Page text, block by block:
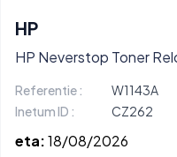
HP
HP Neverstop Toner
Referentie :
W1143A
Inetum ID :
CZ262
eta:18/08/2026